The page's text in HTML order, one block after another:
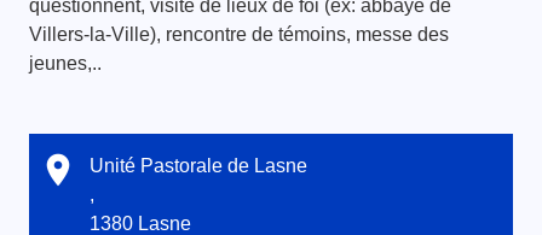
questionnent, visite de lieux de foi (ex: abbaye de
Villers-la-Ville), rencontre de témoins, messe des
jeunes,..
Unité Pastorale de Lasne
,
1380 Lasne